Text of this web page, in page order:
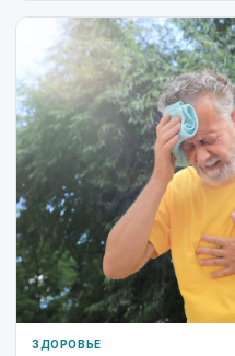
ЗДОРОВЬЕ